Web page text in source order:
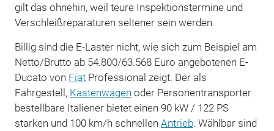
gilt das ohnehin, weil teure Inspektionstermine und
Verschleißreparaturen seltener sein werden.
Billig sind die E-Laster nicht, wie sich zum Beispiel am
Netto/Brutto ab 54.800/63.568 Euro angebotenen E-
Ducato von FiatProfessional zeigt. Der als
Fahrgestell, Kastenwagen oder Personentransporter
bestellbare Italiener bietet einen 90 kW / 122 PS
starken und 100 km/h schnellen Antrieb. Wählbar sind